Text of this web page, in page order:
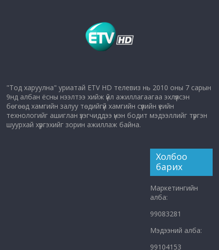
"Тод харуулна" уриатай ETV HD телевиз нь 2010 оны 7 сарын
9нд албан ёсны нээлтээ хийж үйл ажиллагаагаа эхлүүлсэн
бөгөөд хамгийн залуу төдийгүй хамгийн сүүлийн үеийн
технологийг ашиглан үзэгчиддээ үнэн бодит мэдээллийг түргэн
шуурхай хүргэхийг зорин ажиллаж байна.
Холбоо
барих
Маркетингийн
алба:
99083281
Мэдээний алба:
99104153